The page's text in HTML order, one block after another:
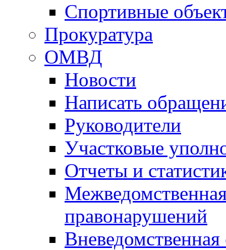
Спортивные
Прокуратура
ОМВД
Новости
Написать
Руководители
Участковые
Отчеты и
правонарушений
Вневедомственная